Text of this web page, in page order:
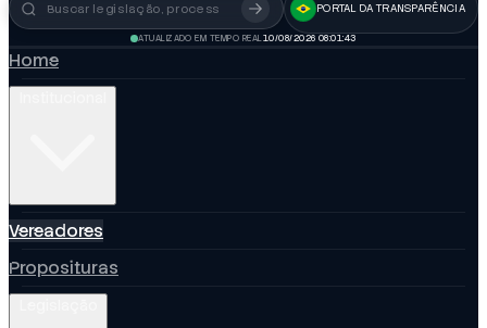
Busca no portal PORTAL DA TRANSPARÊNCIA
ATUALIZADO EM TEMPO REAL 10/08/2026 08:01:44
Home
Vereadores
Proposituras